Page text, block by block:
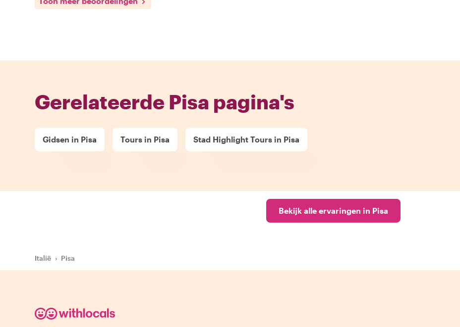
Gerelateerde Pisa pagina's
Gidsen in Pisa Tours in Pisa Stad Highlight Tours in Pisa
Bekijk alle ervaringen in Pisa
Italië › Pisa